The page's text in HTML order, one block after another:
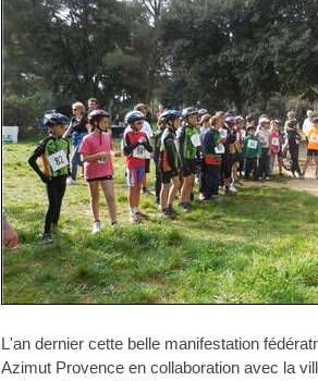
L'an dernier cette belle manifestation
Azimut Provence en collaboration avec la